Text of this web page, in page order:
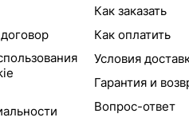
Как заказать
Как оплатить
Условия
Гарантия и
Вопрос-ответ